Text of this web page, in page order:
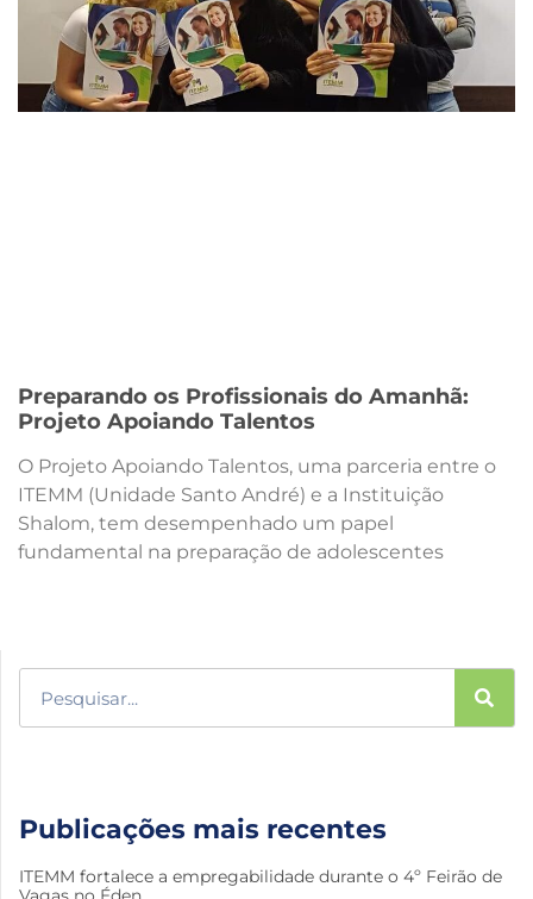
Preparando os Profissionais do Amanhã:
Projeto Apoiando Talentos
O Projeto Apoiando Talentos, uma parceria entre o
ITEMM (Unidade Santo André) e a Instituição
Shalom, tem desempenhado um papel
fundamental na preparação de adolescentes
Publicações mais recentes
ITEMM fortalece a empregabilidade durante o 4º Feirão de